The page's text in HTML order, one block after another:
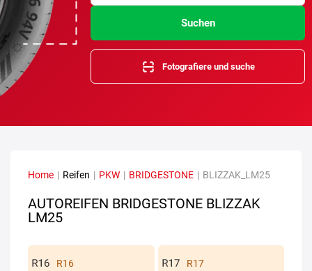
Suchen
Fotografiere und suche
Home | Reifen | PKW | BRIDGESTONE | BLIZZAK_LM25
AUTOREIFEN BRIDGESTONE BLIZZAK
LM25
R16 R17